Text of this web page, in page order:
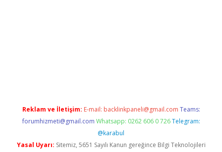
Reklam ve İletişim: E-mail: backlinkpaneli@gmail.com Teams:
forumhizmeti@gmail.com Whatsapp: 0262 606 0 726 Telegram:
@karabul
Yasal Uyarı: Sitemiz, 5651 Sayılı Kanun gereğince Bilgi Teknolojileri